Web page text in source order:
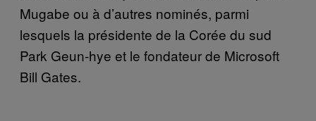
Mugabe ou à d’autres nominés, parmi
lesquels la présidente de la Corée du sud
Park Geun-hye et le fondateur de Microsoft
Bill Gates.